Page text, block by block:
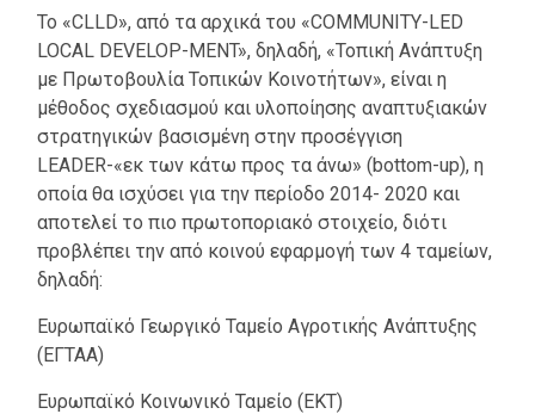
Το «CLLD», από τα αρχικά του «COMMUNITY-LED
LOCAL DEVELOP-MENT», δηλαδή, «Τοπική Ανάπτυξη
με Πρωτοβουλία Τοπικών Κοινοτήτων», είναι η
μέθοδος σχεδιασμού και υλοποίησης αναπτυξιακών
στρατηγικών βασισμένη στην προσέγγιση
LEADER-«εκ των κάτω προς τα άνω» (bottom-up), η
οποία θα ισχύσει για την περίοδο 2014- 2020 και
αποτελεί το πιο πρωτοποριακό στοιχείο, διότι
προβλέπει την από κοινού εφαρμογή των 4 ταμείων,
δηλαδή:
Ευρωπαϊκό Γεωργικό Ταμείο Αγροτικής Ανάπτυξης
(ΕΓΤΑΑ)
Ευρωπαϊκό Κοινωνικό Ταμείο (ΕΚΤ)